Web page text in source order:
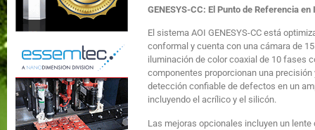
GENESYS-CC: El Punto de Referencia
El sistema AOI GENESYS-CC está
conformal y cuenta con una cámara de
iluminación de color coaxial de 10 fases
componentes proporcionan una
detección confiable de defectos en un
incluyendo el acrílico y el silicón.
Las mejoras opcionales incluyen un